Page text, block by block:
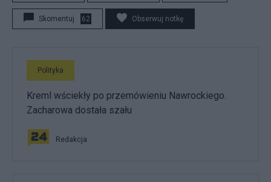
Skomentuj 62 Obserwuj notkę
Polityka
Kreml wściekły po przemówieniu Nawrockiego.
Zacharowa dostała szału
Redakcja